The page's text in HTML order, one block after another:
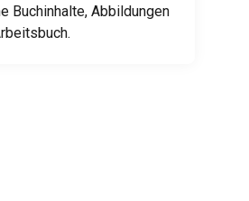
Buchinhalte, Abbildungen